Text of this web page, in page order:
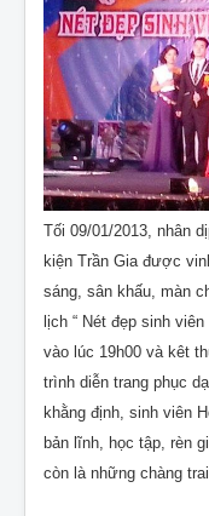
Tối 09/01/2013, nhân
kiện Trần Gia được
sáng, sân khấu, màn
lịch “ Nét đẹp sinh
vào lúc 19h00 và kêt
trình diễn trang phục
khằng định, sinh viên
bản lĩnh, học tập, rèn
còn là những chàng